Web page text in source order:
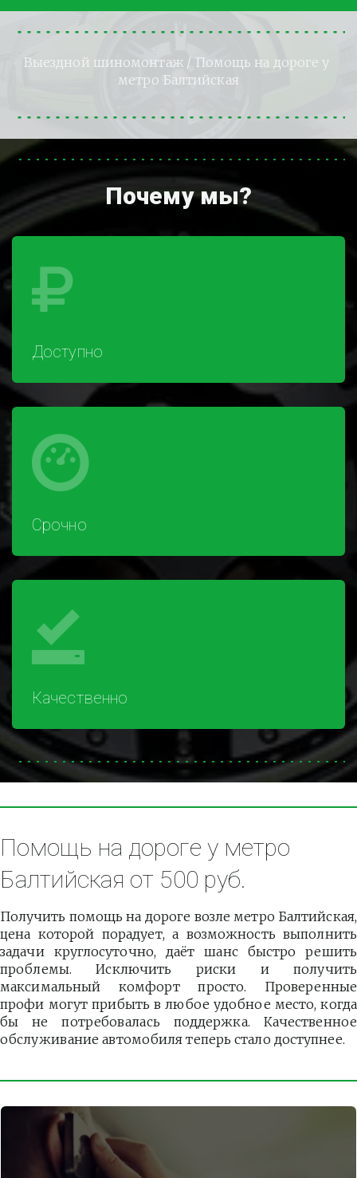
Выездной шиномонтаж / Помощь на дороге у
метро Балтийская
Почему мы?
Доступно
Срочно
Качественно
Помощь на дороге у метро
Балтийская от 500 руб.
Получить помощь на дороге возле метро Балтийская,
цена которой порадует, а возможность выполнить
задачи круглосуточно, даёт шанс быстро решить
проблемы. Исключить риски и получить
максимальный комфорт просто. Проверенные
профи могут прибыть в любое удобное место, когда
бы не потребовалась поддержка. Качественное
обслуживание автомобиля теперь стало доступнее.